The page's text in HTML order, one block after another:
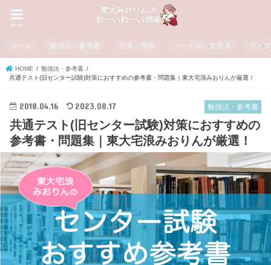
menu
ホーム 勉強法・参考書 宅浪・独学 ノート術・文房具 ライ
HOME
勉強法・参考書
共通テスト(旧センター試験)対策におすすめの参考書・問題集｜東大宅浪みおりんが厳選！
勉強法・参考書
2018.04.16 2023.08.17
共通テスト(旧センター試験)対策におすすめの
参考書・問題集｜東大宅浪みおりんが厳選！